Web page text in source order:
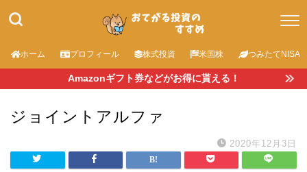
ホーム プロフィール 株式投資 米国株 つみたてNISA
Amazonギフト券などがお得に貰える！
ジョイントアルファ
2020年12月3日